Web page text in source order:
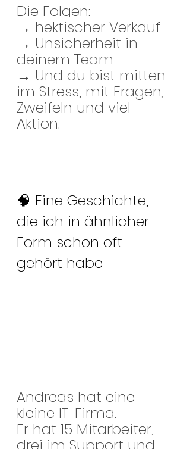
Die Folgen:
→ hektischer Verkauf
→ Unsicherheit in
deinem Team
→ Und du bist mitten
im Stress, mit Fragen,
Zweifeln und viel
Aktion.
🧠 Eine Geschichte,
die ich in ähnlicher
Form schon oft
gehört habe
Andreas hat eine
kleine IT-Firma.
Er hat 15 Mitarbeiter,